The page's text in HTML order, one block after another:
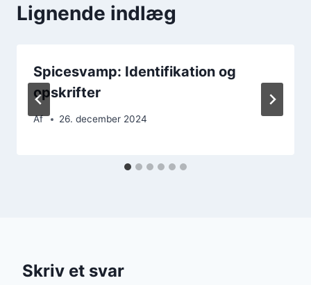
Lignende indlæg
Spicesvamp: Identifikation og
opskrifter
Af 26. december 2024
Skriv et svar